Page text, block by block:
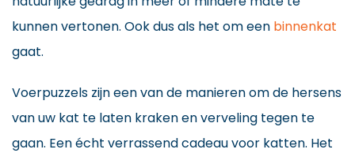
kunnen vertonen. Ook dus als het om een binnenkat
gaat.
Voerpuzzels zijn een van de manieren om de hersens
van uw kat te laten kraken en verveling tegen te
gaan. Een écht verrassend cadeau voor katten. Het